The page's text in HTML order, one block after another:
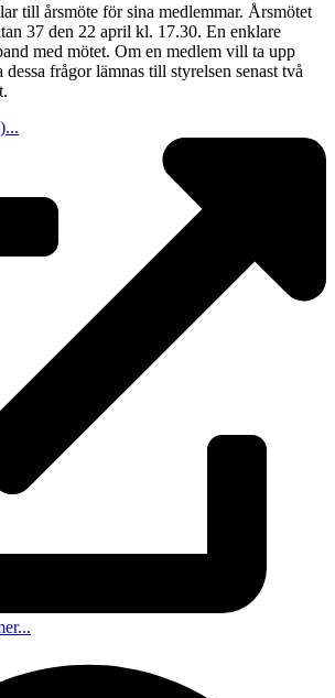
till årsmöte för sina medlemmar. Årsmötet
37 den 22 april kl. 17.30. En enklare
med mötet. Om en medlem vill ta upp
dessa frågor lämnas till styrelsen senast två